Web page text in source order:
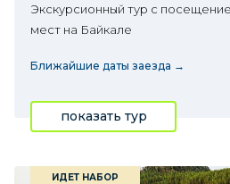
Экскурсионный тур с
мест на Байкале
Ближайшие даты заезда →
показать тур
ИДЕТ НАБОР